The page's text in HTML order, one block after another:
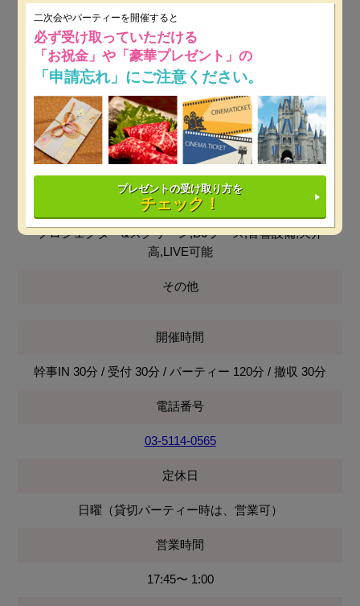
無料
最低保証料
す。
土日祝：30万円～※ 開催日時によっては保証料が変動し
ます。
設備
プロジェクター&スクリーン,DJブース,音響設備,天井
高,LIVE可能
その他
開催時間
幹事IN 30分 / 受付 30分 / パーティー 120分 / 撤収 30分
電話番号
03-5114-0565
定休日
日曜（貸切パーティー時は、営業可）
営業時間
17:45〜 1:00
二次会やパーティーを開催すると
必ず受け取っていただける
「お祝金」や「豪華プレゼント」の
「申請忘れ」にご注意ください。
プレゼントの受け取り方を
チェック！